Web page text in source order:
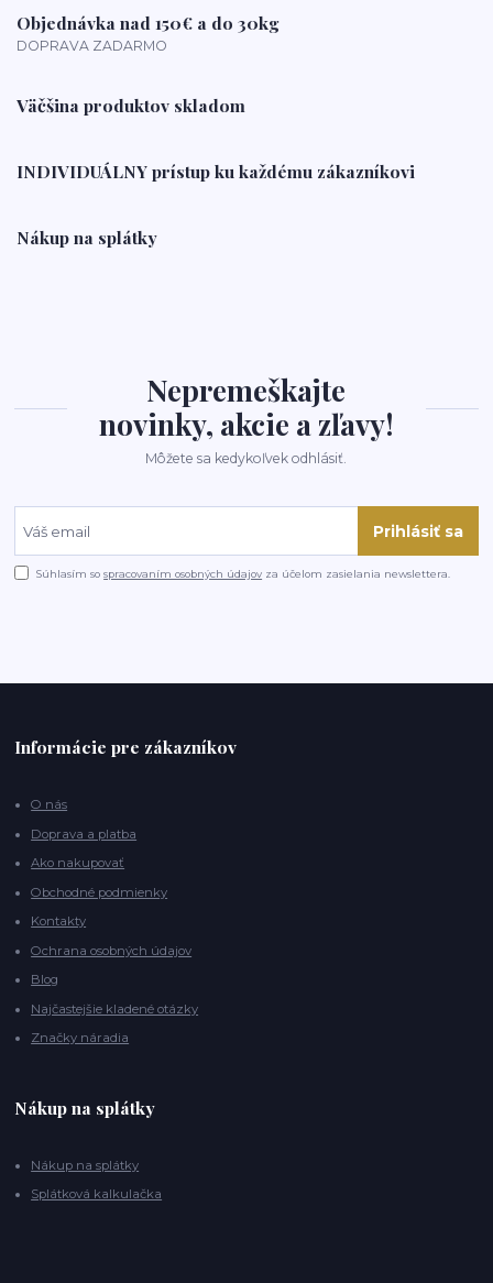
Objednávka nad 150€ a do 30kg
DOPRAVA ZADARMO
Väčšina produktov skladom
INDIVIDUÁLNY prístup ku každému zákazníkovi
Nákup na splátky
Nepremeškajte
novinky, akcie a zľavy!
Môžete sa kedykoľvek odhlásiť.
Prihlásiť sa
Súhlasím sospracovaním osobných údajov za účelom zasielania newslettera.
Informácie pre zákazníkov
O nás
Doprava a platba
Ako nakupovať
Obchodné podmienky
Kontakty
Ochrana osobných údajov
Blog
Najčastejšie kladené otázky
Značky náradia
Nákup na splátky
Nákup na splátky
Splátková kalkulačka